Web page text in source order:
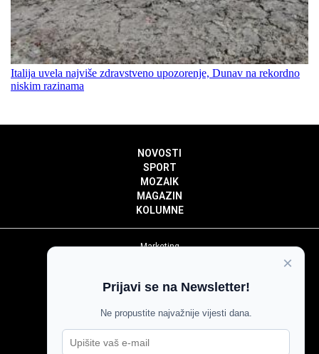
Italija uvela najviše zdravstveno upozorenje, Dunav na rekordno
niskim razinama
NOVOSTI
SPORT
MOZAIK
MAGAZIN
KOLUMNE
Marketing
Impressum
Pravila komentiranja
Agroglas
×
Prijavi se na Newsletter!
Ne propustite najvažnije vijesti dana.